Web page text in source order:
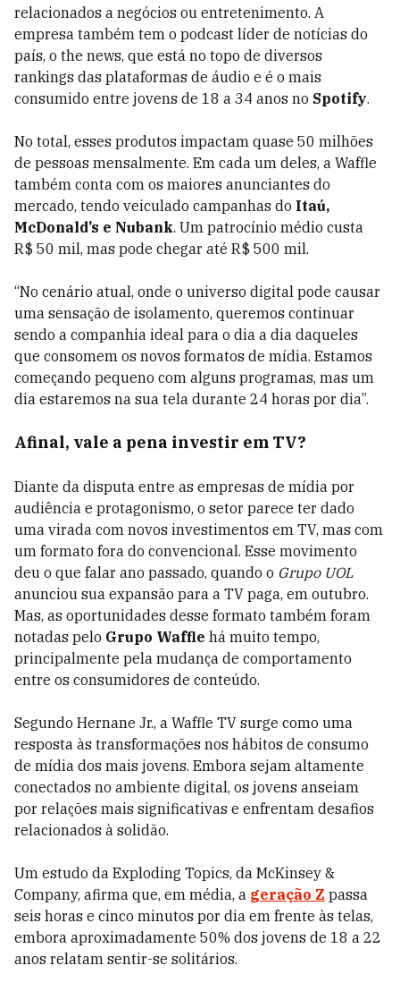
relacionados a negócios ou entretenimento. A
empresa também tem o podcast líder de notícias do
país, o the news, que está no topo de diversos
rankings das plataformas de áudio e é o mais
consumido entre jovens de 18 a 34 anos no Spotify.
No total, esses produtos impactam quase 50 milhões
de pessoas mensalmente. Em cada um deles, a Waffle
também conta com os maiores anunciantes do
mercado, tendo veiculado campanhas do Itaú,
McDonald’s e Nubank. Um patrocínio médio custa
R$ 50 mil, mas pode chegar até R$ 500 mil.
“No cenário atual, onde o universo digital pode causar
uma sensação de isolamento, queremos continuar
sendo a companhia ideal para o dia a dia daqueles
que consomem os novos formatos de mídia. Estamos
começando pequeno com alguns programas, mas um
dia estaremos na sua tela durante 24 horas por dia”.
Afinal, vale a pena investir em TV?
Diante da disputa entre as empresas de mídia por
audiência e protagonismo, o setor parece ter dado
uma virada com novos investimentos em TV, mas com
um formato fora do convencional. Esse movimento
deu o que falar ano passado, quando o Grupo UOL
anunciou sua expansão para a TV paga, em outubro.
Mas, as oportunidades desse formato também foram
notadas pelo Grupo Waffle há muito tempo,
principalmente pela mudança de comportamento
entre os consumidores de conteúdo.
Segundo Hernane Jr., a Waffle TV surge como uma
resposta às transformações nos hábitos de consumo
de mídia dos mais jovens. Embora sejam altamente
conectados no ambiente digital, os jovens anseiam
por relações mais significativas e enfrentam desafios
relacionados à solidão.
Um estudo da Exploding Topics, da McKinsey &
Company, afirma que, em média, a geração Z passa
seis horas e cinco minutos por dia em frente às telas,
embora aproximadamente 50% dos jovens de 18 a 22
anos relatam sentir-se solitários.